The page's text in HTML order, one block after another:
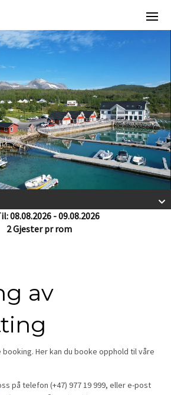
08.08.2026 - 09.08.2026
2 Gjester pr rom
av
booking. Her kan du booke opphold til våre
på telefon (+47) 977 19 999, eller e-post